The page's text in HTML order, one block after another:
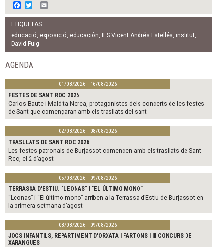
F
a
c
e
b
o
o
w
i
t
t
e
r
m
l
ETIQUETAS
educació, exposició, educación, IES Vicent Andrés Estellés, institut,
David Puig
AGENDA
01/08/2026 - 16/08/2026
FESTES DE SANT ROC 2026
Carlos Baute i Maldita Nerea, protagonistes dels concerts de les festes
de Sant que començaran amb els trasllats del sant
02/08/2026 - 08/08/2026
TRASLLATS DE SANT ROC 2026
Les festes patronals de Burjassot comencen amb els trasllats de Sant
Roc, el 2 d’agost
05/08/2026 - 09/08/2026
TERRASSA D'ESTIU. "LEONAS" I "EL ÚLTIMO MONO"
“Leonas” i “El último mono” arriben a la Terrassa d’Estiu de Burjassot en
la primera setmana d’agost
08/08/2026 - 09/08/2026
JOCS INFANTILS, REPARTIMENT D'ORXATA I FARTONS I III CONCURS DE
XARANGUES